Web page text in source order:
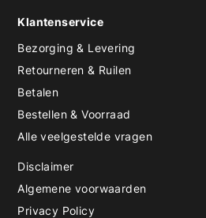
Klantenservice
Bezorging & Levering
Retourneren & Ruilen
Betalen
Bestellen & Voorraad
Alle veelgestelde vragen
Disclaimer
Algemene voorwaarden
Privacy Policy